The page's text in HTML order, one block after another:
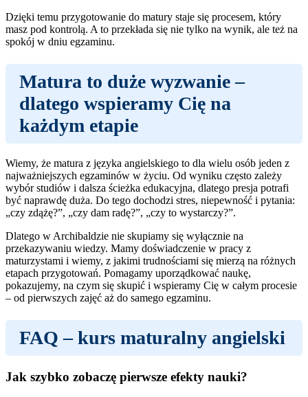
Dzięki temu przygotowanie do matury staje się procesem, który
masz pod kontrolą. A to przekłada się nie tylko na wynik, ale też na
spokój w dniu egzaminu.
Matura to duże wyzwanie –
dlatego wspieramy Cię na
każdym etapie
Wiemy, że matura z języka angielskiego to dla wielu osób jeden z
najważniejszych egzaminów w życiu. Od wyniku często zależy
wybór studiów i dalsza ścieżka edukacyjna, dlatego presja potrafi
być naprawdę duża. Do tego dochodzi stres, niepewność i pytania:
„czy zdążę?”, „czy dam radę?”, „czy to wystarczy?”.
Dlatego w Archibaldzie nie skupiamy się wyłącznie na
przekazywaniu wiedzy. Mamy doświadczenie w pracy z
maturzystami i wiemy, z jakimi trudnościami się mierzą na różnych
etapach przygotowań. Pomagamy uporządkować naukę,
pokazujemy, na czym się skupić i wspieramy Cię w całym procesie
– od pierwszych zajęć aż do samego egzaminu.
FAQ –kurs maturalny angielski
Jak szybko zobaczę pierwsze efekty nauki?